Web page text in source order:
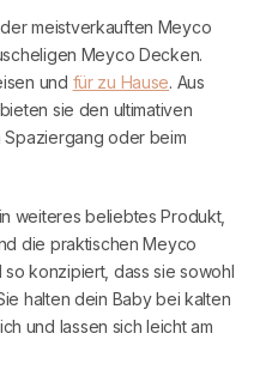
meistverkauften Meyco
Meyco Decken.
und für zu Hause. Aus
sie den ultimativen
Spaziergang oder beim
weiteres beliebtes Produkt,
die praktischenMeyco
so konzipiert, dass sie sowohl
halten dein Baby bei kalten
und lassen sich leicht am